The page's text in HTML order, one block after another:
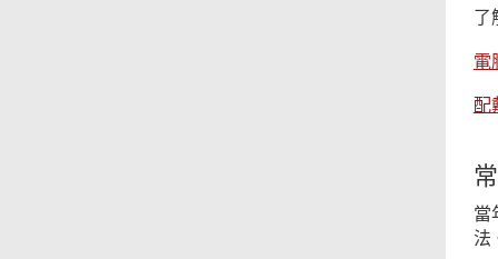
了
電
配
當
法